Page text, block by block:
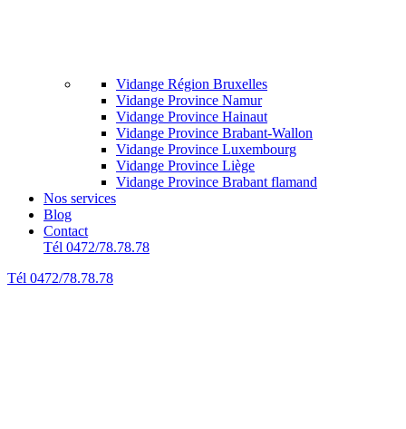
Vidange Région Bruxelles
Vidange Province Namur
Vidange Province Hainaut
Vidange Province Brabant-Wallon
Vidange Province Luxembourg
Vidange Province Liège
Vidange Province Brabant flamand
Nos services
Blog
Contact
Tél 0472/78.78.78
Tél 0472/78.78.78